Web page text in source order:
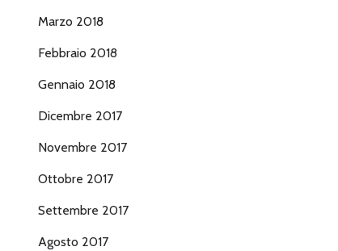
Marzo 2018
Febbraio 2018
Gennaio 2018
Dicembre 2017
Novembre 2017
Ottobre 2017
Settembre 2017
Agosto 2017